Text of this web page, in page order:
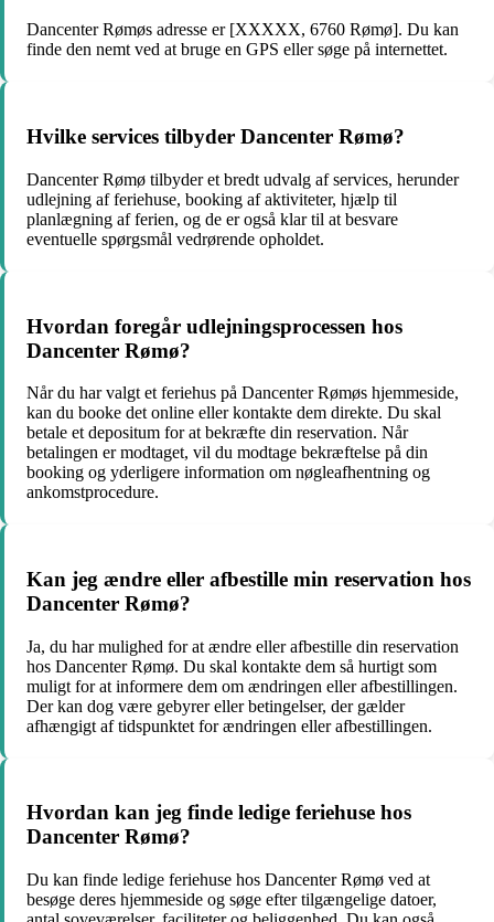
Dancenter Rømøs adresse er [XXXXX, 6760 Rømø]. Du kan
finde den nemt ved at bruge en GPS eller søge på internettet.
Hvilke services tilbyder Dancenter Rømø?
Dancenter Rømø tilbyder et bredt udvalg af services, herunder
udlejning af feriehuse, booking af aktiviteter, hjælp til
planlægning af ferien, og de er også klar til at besvare
eventuelle spørgsmål vedrørende opholdet.
Hvordan foregår udlejningsprocessen hos
Dancenter Rømø?
Når du har valgt et feriehus på Dancenter Rømøs hjemmeside,
kan du booke det online eller kontakte dem direkte. Du skal
betale et depositum for at bekræfte din reservation. Når
betalingen er modtaget, vil du modtage bekræftelse på din
booking og yderligere information om nøgleafhentning og
ankomstprocedure.
Kan jeg ændre eller afbestille min reservation hos
Dancenter Rømø?
Ja, du har mulighed for at ændre eller afbestille din reservation
hos Dancenter Rømø. Du skal kontakte dem så hurtigt som
muligt for at informere dem om ændringen eller afbestillingen.
Der kan dog være gebyrer eller betingelser, der gælder
afhængigt af tidspunktet for ændringen eller afbestillingen.
Hvordan kan jeg finde ledige feriehuse hos
Dancenter Rømø?
Du kan finde ledige feriehuse hos Dancenter Rømø ved at
besøge deres hjemmeside og søge efter tilgængelige datoer,